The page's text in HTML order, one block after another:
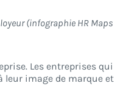
(infographie HR Maps
Les entreprises
image de marque et